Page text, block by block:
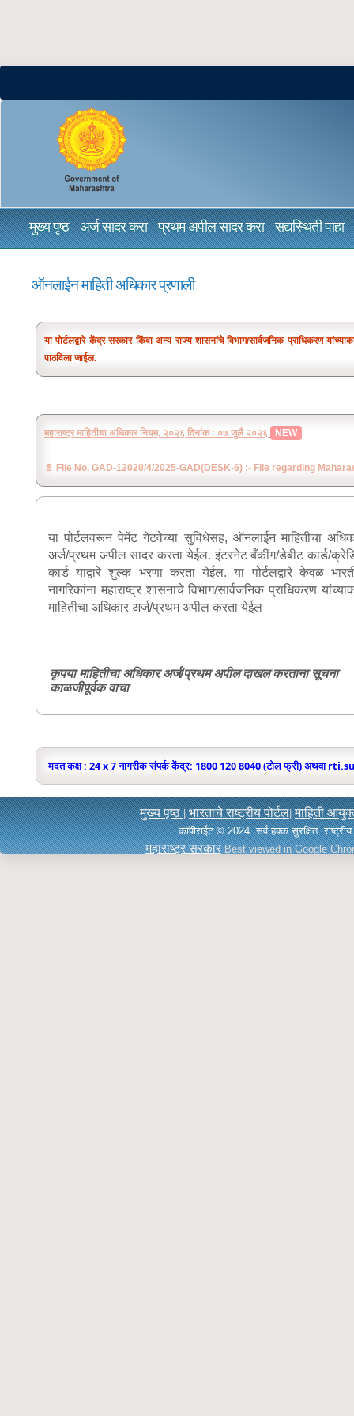
मुख्य पृष्ठ अर्ज सादर करा प्रथम अपील सादर करा सद्यस्थिती पाहा
ऑनलाईन माहिती अधिकार प्रणाली
या पोर्टलद्वारे केंद्र सरकार किंवा अन्य राज्य शासनांचे विभाग/सार्वजनिक प्राधिकरण
पाठविला जाईल.
महाराष्ट्र माहितीचा अधिकार नियम, २०२६ दिनांक : ०७ जुलै २०२६ NEW
📄 File No. GAD-12020/4/2025-GAD(DESK-6) :- File regarding
या पोर्टलवरून पेमेंट गेटवेच्या सुविधेसह, ऑनलाईन माहितीचा
अर्ज/प्रथम अपील सादर करता येईल. इंटरनेट बँकींग/डेबीट कार्ड/
कार्ड याद्वारे शुल्क भरणा करता येईल. या पोर्टलद्वारे केवळ
नागरिकांना महाराष्ट्र शासनाचे विभाग/सार्वजनिक प्राधिकरण
माहितीचा अधिकार अर्ज/प्रथम अपील करता येईल
कृपया माहितीचा अधिकार अर्ज/प्रथम अपील दाखल करताना सूचना
काळजीपूर्वक वाचा
मदत कक्ष : 24 x 7 नागरीक संपर्क केंद्र: 1800 120 8040 (टोल फ्री) अथवा
मुख्य पृष्ठ|भारताचे राष्ट्रीय पोर्टल|माहिती
कॉपीराईट © 2024. सर्व हक्क सुरक्षित.
महाराष्ट्र सरकारBest viewed in Google